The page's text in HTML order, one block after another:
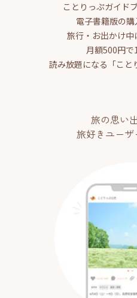
ことりっぷガイド
電子書籍版の購
旅行・お出かけ
月額500円
読み放題になる「こと
旅の思い
旅好きユーザ